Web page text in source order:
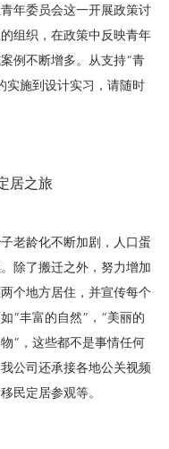
年委员会这一开展政策讨
组织，在政策中反映青年
例不断增多。从支持“青
实施到设计实习，请随时
居之旅
老龄化不断加剧，人口蛋
除了搬迁之外，努力增加
个地方居住，并宣传每个
“丰富的自然”，“美丽的
”，这些都不是事情任何
公司还承接各地公关视频
民定居参观等。